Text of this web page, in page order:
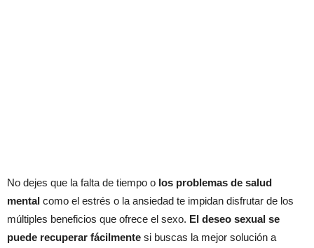
No dejes que la falta de tiempo o los problemas de salud
mental como el estrés o la ansiedad te impidan disfrutar de los
múltiples beneficios que ofrece el sexo. El deseo sexual se
puede recuperar fácilmente si buscas la mejor solución a